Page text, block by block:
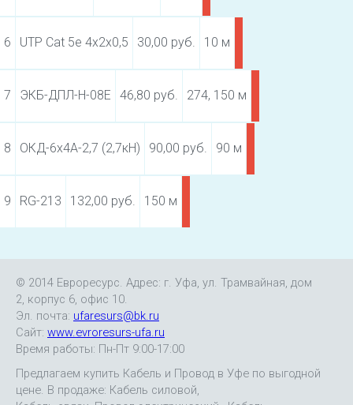
6 UTP Cat 5e 4х2х0,5 30,00 руб. 10 м
7 ЭКБ-ДПЛ-Н-08Е 46,80 руб. 274, 150 м
8 ОКД-6х4А-2,7 (2,7кН) 90,00 руб. 90 м
9 RG-213 132,00 руб. 150 м
© 2014 Евроресурс. Адрес: г. Уфа, ул. Трамвайная, дом
2, корпус 6, офис 10.
Эл. почта: ufaresurs@bk.ru
Сайт: www.evroresurs-ufa.ru
Время работы: Пн-Пт 9:00-17:00
Предлагаем купить Кабель и Провод в Уфе по выгодной
цене. В продаже: Кабель силовой,